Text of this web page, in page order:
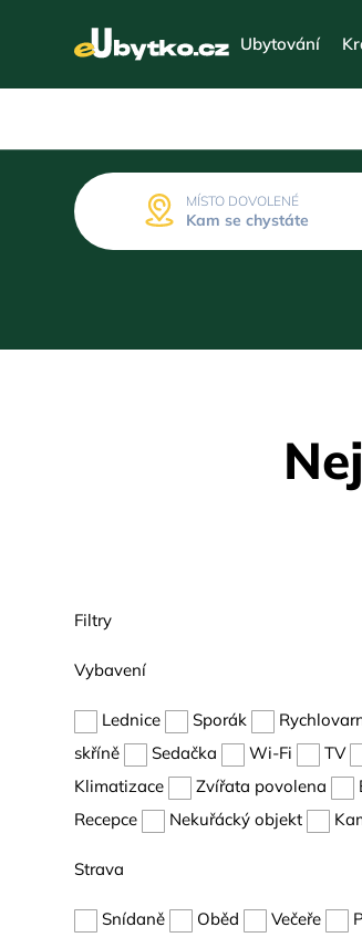
Ubytování
MÍSTO DOVOLENÉ
Kam se chystáte
Filtry
Vybavení
Lednice Sporák
skříně
Sedačka Wi-Fi TV
Klimatizace
Zvířata povolena
Recepce
Nekuřácký objekt
Strava
Snídaně Oběd Večeře